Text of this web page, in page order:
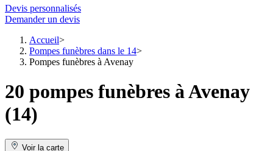
Devis personnalisés
Demander un devis
Accueil
Pompes funèbres dans le 14
Pompes funèbres à Avenay
20 pompes funèbres à Avenay
(14)
Voir la carte